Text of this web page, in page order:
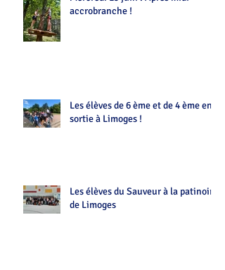
accrobranche !
Les élèves de 6 ème et de 4 ème en
sortie à Limoges !
Les élèves du Sauveur à la patinoire
de Limoges